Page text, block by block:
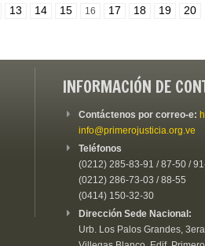
13 14 15 16 17 18 19 20
INFORMACIÓN DE
Contáctenos por correo-e:
info@primerojusticia.org.ve
Teléfonos
(0212) 285-83-91 / 87-50 /
(0212) 286-73-03 / 88-55
(0414) 150-32-30
Dirección Sede Nacional:
Urb. Los Palos Grandes,